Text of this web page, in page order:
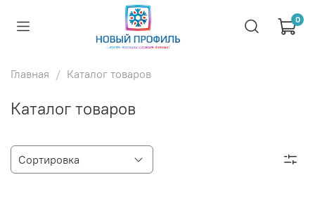
0
Главная Каталог товаров
Каталог товаров